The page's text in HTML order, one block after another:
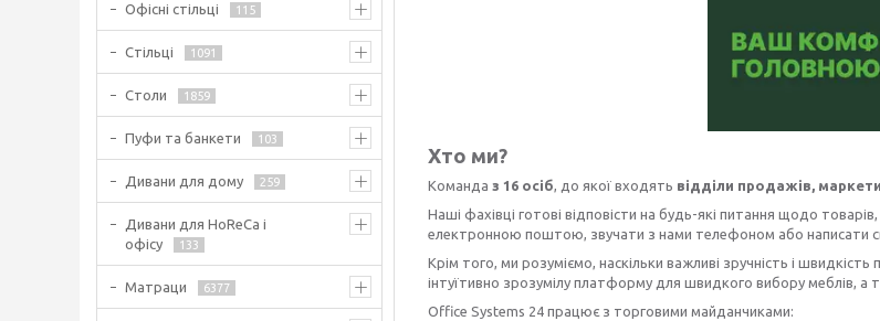
Хто ми?
Команда з 16 осіб, до якої входять відділи продажів,
Наші фахівці готові відповісти на будь-які питання щодо
електронною поштою, звучати з нами телефоном або написати
Крім того, ми розуміємо, наскільки важливі зручність і
інтуїтивно зрозумілу платформу для швидкого вибору меблів, а
Office Systems 24 працює з торговими майданчиками:
Офісні стільці 115
Стільці 1091
Столи 1859
Пуфи та банкети 103
Дивани для дому 259
Дивани для HoReCa і
офісу
133
Матраци 6377